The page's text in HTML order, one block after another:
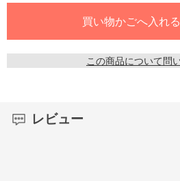
この商品について問
レビュー